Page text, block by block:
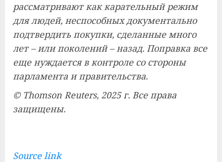
рассматривают как карательный режим
для людей, неспособных документально
подтвердить покупки, сделанные много
лет – или поколений – назад. Поправка все
еще нуждается в контроле со стороны
парламента и правительства.
© Thomson Reuters, 2025 г. Все права
защищены.
Source link